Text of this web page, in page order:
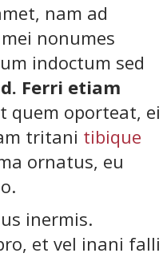
nam ad
nonumes
indoctum sed
Ferri etiam
quem oporteat, ei
tritani tibique
ornatus, eu
inermis.
et vel inani falli